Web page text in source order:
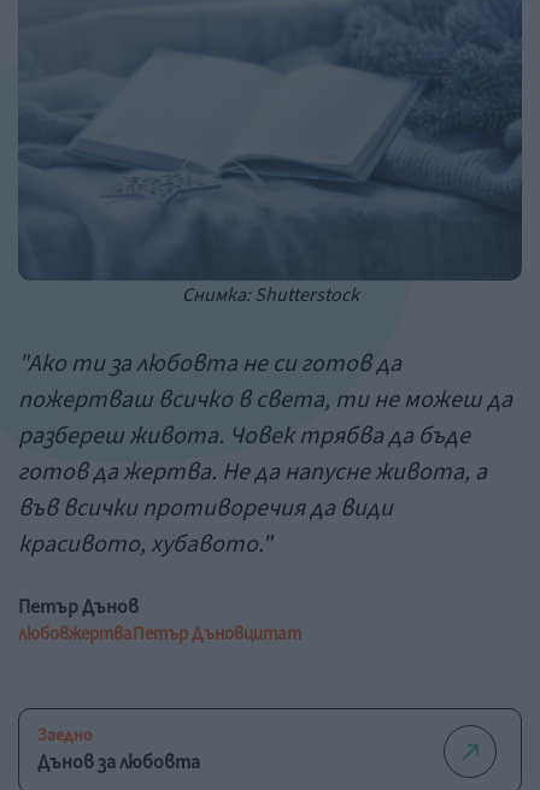
Снимка: Shutterstock
"Ако ти за любовта не си готов да
пожертваш всичко в света, ти не можеш да
разбереш живота. Човек трябва да бъде
готов да жертва. Не да напусне живота, а
във всички противоречия да види
красивото, хубавото."
Петър Дънов
любовжертваПетър Дъновцитат
Заедно
Дънов за любовта